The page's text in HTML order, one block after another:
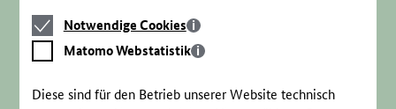
Notwendige
Cookies
Notwendige Cookies
Matomo
Webstatistik
Matomo Webstatistik
Diese sind für den Betrieb unserer Website technisch